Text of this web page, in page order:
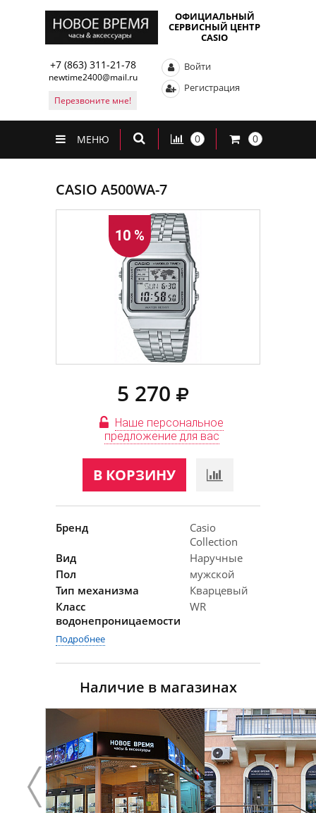
ОФИЦИАЛЬНЫЙ
СЕРВИСНЫЙ ЦЕНТР
CASIO
+7 (863) 311-21-78
newtime2400@mail.ru
Перезвоните мне!
Войти
Регистрация
МЕНЮ 0 0
CASIO A500WA-7
10 %
5 270
Наше персональное
предложение для вас
В КОРЗИНУ
Бренд
Casio
Collection
Вид
Наручные
Пол
мужской
Тип механизма
Кварцевый
Класс
водонепроницаемости
WR
Подробнее
Наличие в магазинах